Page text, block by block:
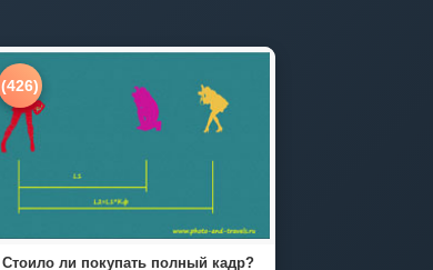
(426)
Стоило ли покупать полный кадр?